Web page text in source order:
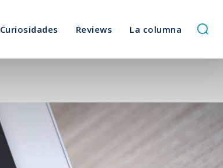
Curiosidades Reviews La columna